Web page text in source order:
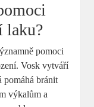
laku?
pomoci
Vosk vytváří
pomáhá bránit
výkalům a